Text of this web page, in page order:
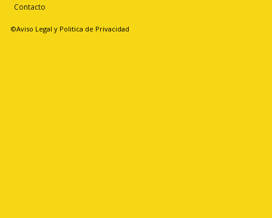
Contacto
©Aviso Legal y Politica de Privacidad